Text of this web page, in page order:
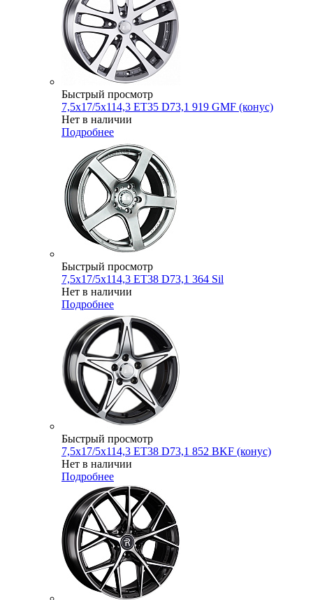
Быстрый просмотр
7,5x17/5x114,3 ET35 D73,1 919 GMF (конус)
Нет в наличии
Подробнее
Быстрый просмотр
7,5x17/5x114,3 ET38 D73,1 364 Sil
Нет в наличии
Подробнее
Быстрый просмотр
7,5x17/5x114,3 ET38 D73,1 852 BKF (конус)
Нет в наличии
Подробнее